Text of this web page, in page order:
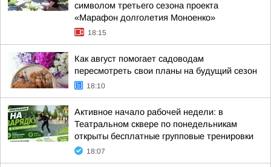
символом третьего сезона проекта
«Марафон долголетия Моноенко»
18:15
Как август помогает садоводам
пересмотреть свои планы на будущий сезон
18:10
Активное начало рабочей недели: в
Театральном сквере по понедельникам
открыты бесплатные групповые тренировки
18:07